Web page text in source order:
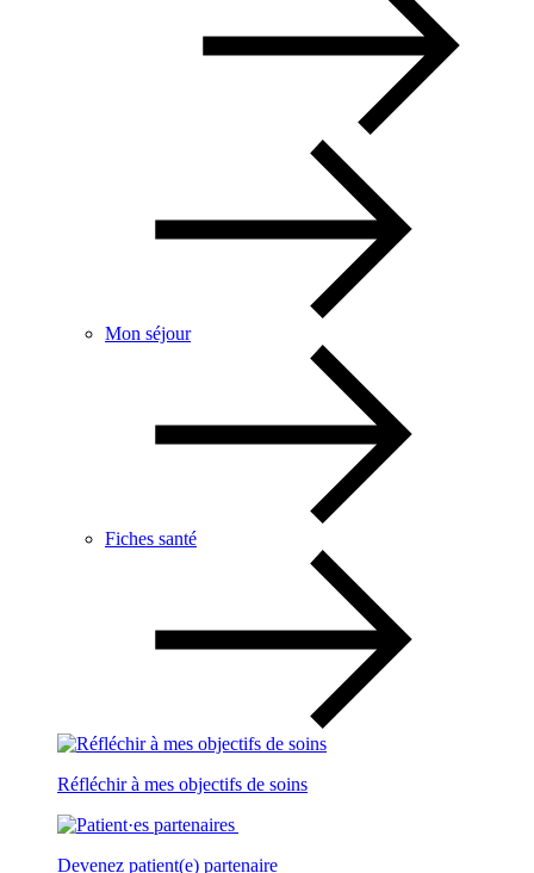
Mon séjour
Fiches santé
Réfléchir à mes objectifs de soins
Devenez patient(e) partenaire